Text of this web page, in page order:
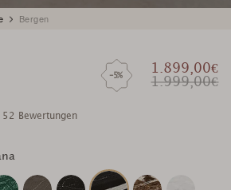
Bergen
-5%
1.899,00€
1.999,00€
52 Bewertungen